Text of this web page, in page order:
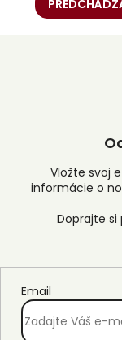
Vložte svoj
informácie o
Email